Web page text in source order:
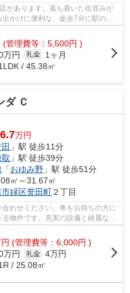
があります。落ち着いた街並みが
かけに便利な、徒歩7分に駅のあ
...
(管理費等：5,500円 )
万円 礼金
1ヶ月
/ 45.38㎡
ダ Ｃ
6.7万円
」駅 徒歩11分
」駅 徒歩39分
「おゆみ野 」駅 徒歩51分
㎡～31.67㎡
市緑区誉田町２丁目
わせください。車をお持ちの方に
物件です。充実の設備と綺麗な室
円 (管理費等：6,000円 )
万円 礼金 4万円
/ 25.08㎡